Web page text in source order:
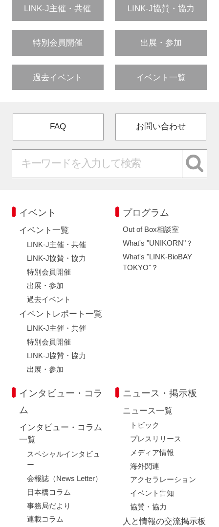
LINK-J主催・共催 LINK-J協賛・協力
特別会員開催 出展・参加
過去イベント イベント一覧
FAQ お問い合わせ
イベント
イベント一覧
LINK-J主催・共催
LINK-J協賛・協力
特別会員開催
出展・参加
過去イベント
イベントレポート一覧
LINK-J主催・共催
特別会員開催
LINK-J協賛・協力
出展・参加
プログラム
Out of Box相談室
What's "UNIKORN"？
What's "LINK-BioBAY
TOKYO"？
インタビュー・コラ
ム
インタビュー・コラム
一覧
スペシャルインタビュ
ー
会報誌（News Letter）
日本橋コラム
事務局だより
連載コラム
ニュース・掲示板
ニュース一覧
トピック
プレスリリース
メディア情報
海外関連
アクセラレーション
イベント告知
協賛・協力
人と情報の交流掲示板